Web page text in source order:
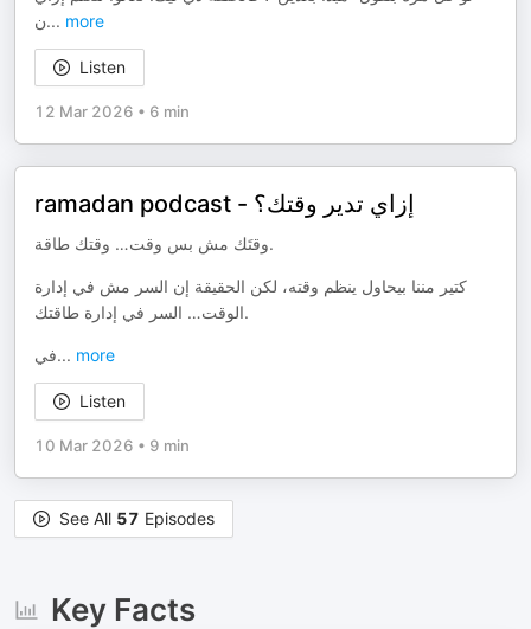
ن... more
Listen
12 Mar 2026 • 6 min
ramadan podcast - إزاي تدير وقتك؟
وقتَك مش بس وقت… وقتك طاقة.
كتير مننا بيحاول ينظم وقته، لكن الحقيقة إن السر مش في إدارة
الوقت… السر في إدارة طاقتك.
في... more
Listen
10 Mar 2026 • 9 min
See All 57 Episodes
Key Facts